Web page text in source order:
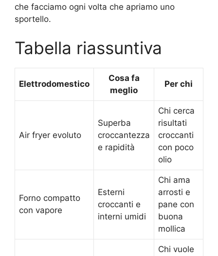
che facciamo ogni volta che apriamo uno
sportello.
Tabella riassuntiva
Elettrodomestico
Cosa fa
meglio
Per chi
Air fryer evoluto
Superba
croccantezza
e rapidità
Chi cerca
risultati
croccanti
con poco
olio
Forno compatto
con vapore
Esterni
croccanti e
interni umidi
Chi ama
arrosti e
pane con
buona
mollica
Chi vuole